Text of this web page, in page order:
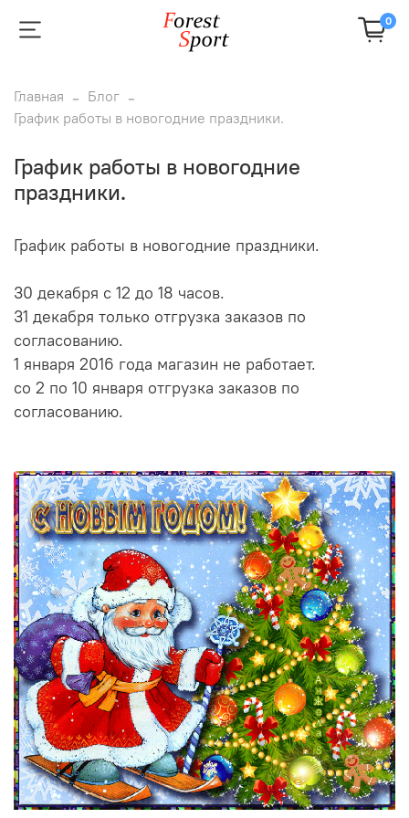
0
Главная
Блог
График работы в новогодние праздники.
График работы в новогодние
праздники.
График работы в новогодние праздники.
30 декабря с 12 до 18 часов.
31 декабря только отгрузка заказов по
согласованию.
1 января 2016 года магазин не работает.
со 2 по 10 января отгрузка заказов по
согласованию.